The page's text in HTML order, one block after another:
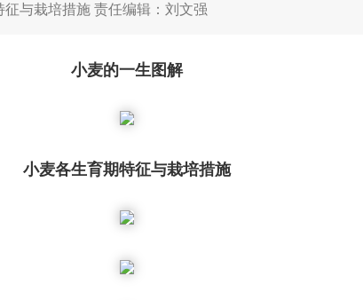
与栽培措施 责任编辑：刘文强
小麦的一生图解
小麦各生育期特征与栽培措施